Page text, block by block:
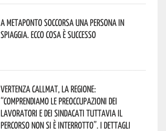
A Metaponto soccorsa una persona in
spiaggia. Ecco cosa è successo
Vertenza CallMat, la Regione:
“comprendiamo le preoccupazioni dei
lavoratori e dei sindacati tuttavia il
percorso non si è interrotto”. I dettagli